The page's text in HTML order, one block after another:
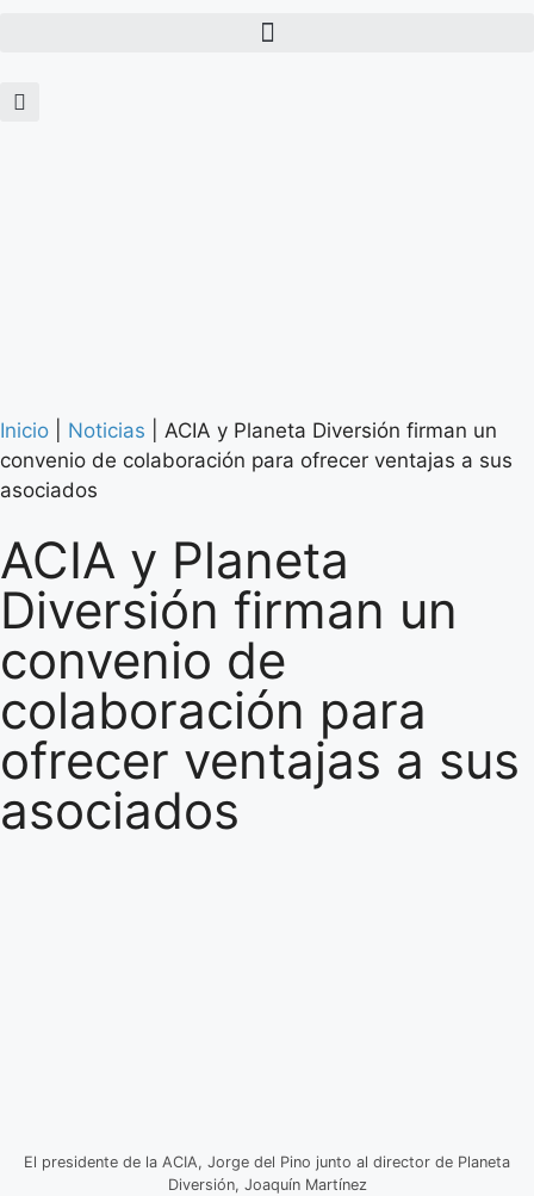
Inicio Noticias
ACIA y Planeta Diversión firman un
convenio de colaboración para ofrecer ventajas a sus
asociados
ACIA y Planeta
Diversión firman un
convenio de
colaboración para
ofrecer ventajas a sus
asociados
El presidente de la ACIA, Jorge del Pino junto al director de Planeta
Diversión, Joaquín Martínez